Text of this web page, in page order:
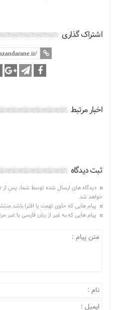
اشتراک گذاری
اخبار مرتبط
ثبت دیدگاه
دیدگاه های ارسال شده توسط شما، پس از
خواهد شد.
پیام هایی که حاوی تهمت یا افترا باشد
پیام هایی که به غیر از زبان فارسی یا غیر